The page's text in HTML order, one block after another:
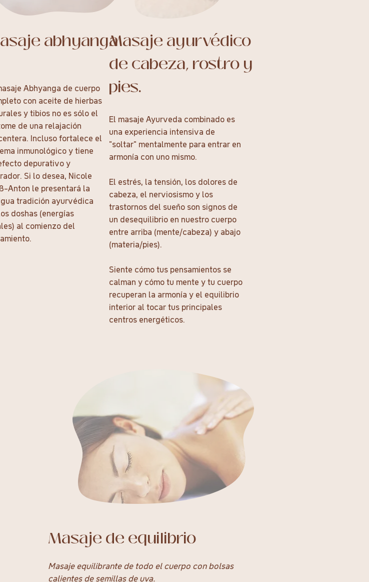
abhyanga
Abhyanga de cuerpo
con aceite de hierbas
y tibios no es sólo el
de una relajación
Incluso fortalece el
inmunológico y tiene
depurativo y
Si lo desea, Nicole
Anton le presentará la
tradición ayurvédica
doshas (energías
al comienzo del
Masaje ayurvédico
de cabeza, rostro y
pies.
El masaje Ayurveda combinado es
una experiencia intensiva de
“soltar” mentalmente para entrar en
armonía con uno mismo.
El estrés, la tensión, los dolores de
cabeza, el nerviosismo y los
trastornos del sueño son signos de
un desequilibrio en nuestro cuerpo
entre arriba (mente/cabeza) y abajo
(materia/pies).
Siente cómo tus pensamientos se
calman y cómo tu mente y tu cuerpo
recuperan la armonía y el equilibrio
interior al tocar tus principales
centros energéticos.
Masaje de equilibrio
Masaje equilibrante de todo el cuerpo con bolsas
calientes de semillas de uva.